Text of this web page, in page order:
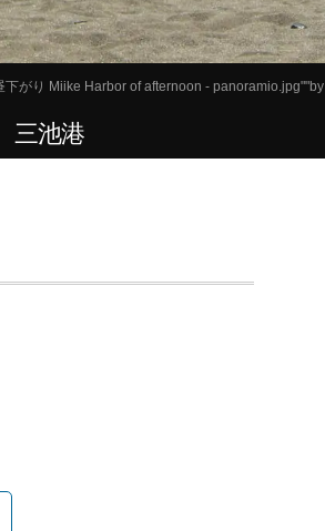
下がり Miike Harbor of afternoon - panoramio.jpg""by
三池港